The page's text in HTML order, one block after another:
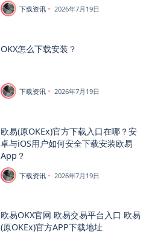
下载资讯 2026年7月19日
OKX怎么下载安装？
下载资讯 2026年7月19日
欧易(原OKEx)官方下载入口在哪？安
卓与iOS用户如何安全下载安装欧易
App？
下载资讯 2026年7月19日
欧易OKX官网 欧易交易平台入口 欧易
(原OKEx)官方APP下载地址